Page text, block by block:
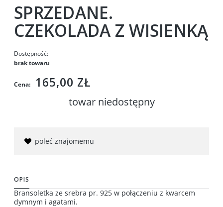
SPRZEDANE.
CZEKOLADA Z WISIENKĄ
Dostępność:
brak towaru
Cena: 165,00 ZŁ
towar niedostępny
poleć znajomemu
OPIS
Bransoletka ze srebra pr. 925 w połączeniu z kwarcem
dymnym i agatami.